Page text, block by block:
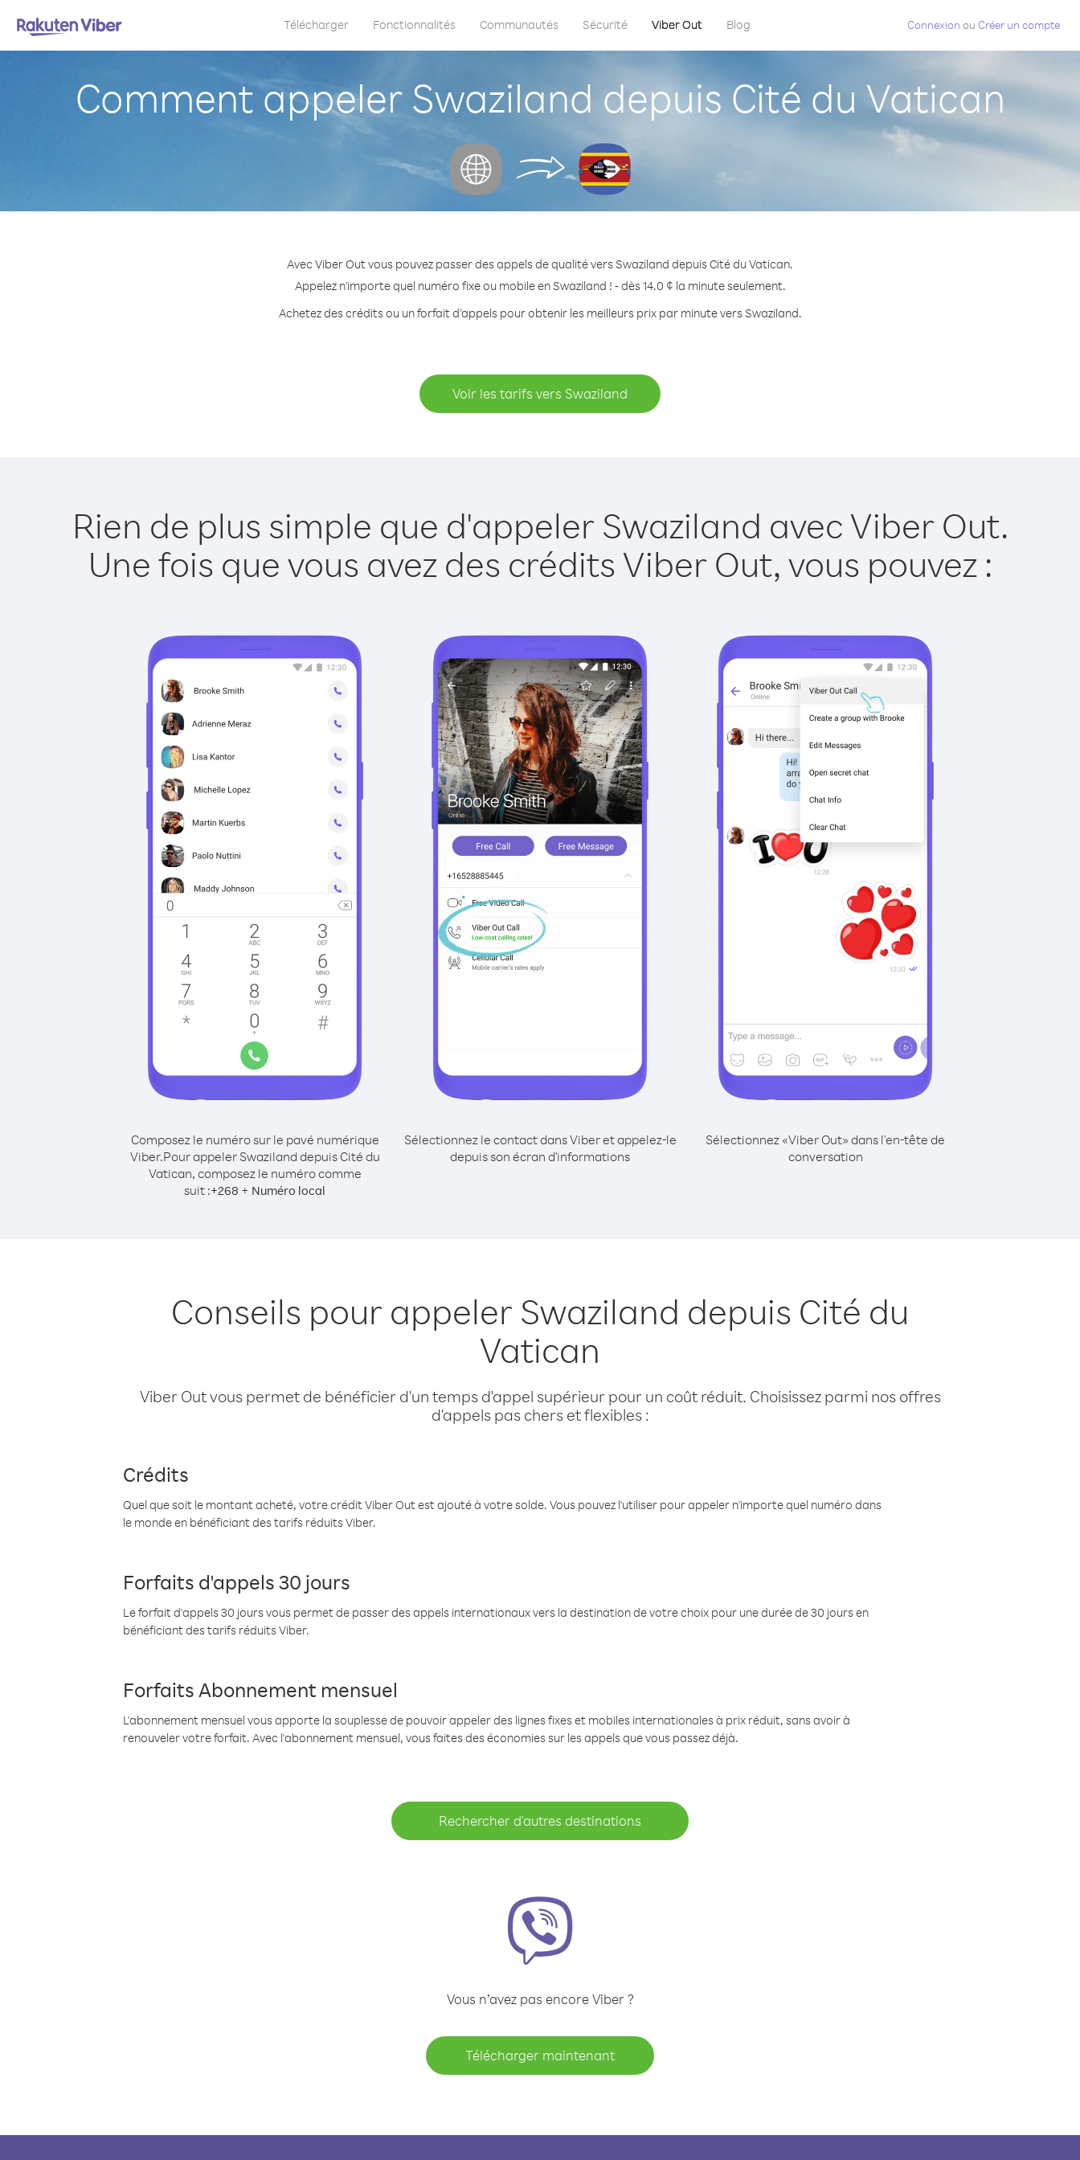
Télécharger Fonctionnalités Communautés Sécurité Viber Out Blog Connexion ou Créer un compte
Comment appeler Swaziland depuis Cité du Vatican
Avec Viber Out vous pouvez passer des appels de qualité vers Swaziland depuis Cité du Vatican.
Appelez n'importe quel numéro fixe ou mobile en Swaziland ! - dès 14.0 ¢ la minute seulement.
Achetez des crédits ou un forfait d’appels pour obtenir les meilleurs prix par minute vers Swaziland.
Voir les tarifs vers Swaziland
Rien de plus simple que d'appeler Swaziland avec Viber Out.
Une fois que vous avez des crédits Viber Out, vous pouvez :
Composez le numéro sur le pavé numérique
Viber.Pour appeler Swaziland depuis Cité du
Vatican, composez le numéro comme
suit :+268 + Numéro local
Sélectionnez le contact dans Viber et appelez-le
depuis son écran d'informations
Sélectionnez «Viber Out» dans l'en-tête de
conversation
Conseils pour appeler Swaziland depuis Cité du
Vatican
Viber Out vous permet de bénéficier d'un temps d'appel supérieur pour un coût réduit. Choisissez parmi nos offres
d'appels pas chers et flexibles :
Crédits
Quel que soit le montant acheté, votre crédit Viber Out est ajouté à votre solde. Vous pouvez l'utiliser pour appeler n'importe quel numéro dans
le monde en bénéficiant des tarifs réduits Viber.
Forfaits d'appels 30 jours
Le forfait d'appels 30 jours vous permet de passer des appels internationaux vers la destination de votre choix pour une durée de 30 jours en
bénéficiant des tarifs réduits Viber.
Forfaits Abonnement mensuel
L'abonnement mensuel vous apporte la souplesse de pouvoir appeler des lignes fixes et mobiles internationales à prix réduit, sans avoir à
renouveler votre forfait. Avec l'abonnement mensuel, vous faites des économies sur les appels que vous passez déjà.
Rechercher d'autres destinations
Vous n’avez pas encore Viber ?
Télécharger maintenant